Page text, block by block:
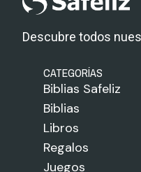
Descubre todos
CATEGORÍAS
Biblias Safeliz
Biblias
Libros
Regalos
Juegos